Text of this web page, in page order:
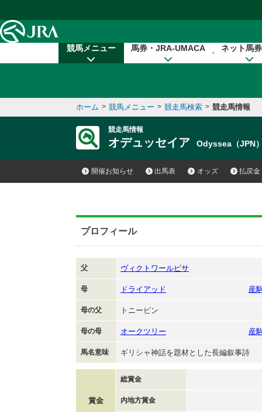
競馬メニュー 馬券・JRA-UMACA ネット馬
ホーム > 競馬メニュー > 競走馬検索 > 競走馬情報
競走馬情報
オデュッセイア Odyssea（JPN
開催お知らせ 出馬表 オッズ 払戻金
プロフィール
父 ヴィクトワールピサ
母 ドライアッド 産
母の父 トニービン
母の母 オークツリー 産
馬名意味 ギリシャ神話を題材とした長編叙事詩
賞金
総賞金
内地方賞金